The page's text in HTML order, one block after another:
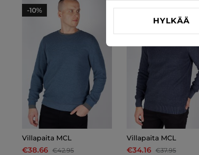
-10%
Villapaita MCL
€38.66 €42.95
-10%
Villapaita MCL
€34.16 €37.95
HYLKÄÄ